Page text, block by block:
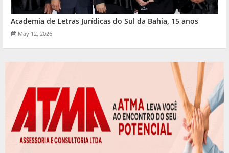
Academia de Letras Jurídicas do Sul da Bahia, 15 anos
May 12, 2026